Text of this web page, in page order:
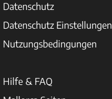
Datenschutz
Datenschutz Einstellungen
Nutzungsbedingungen
Hilfe & FAQ